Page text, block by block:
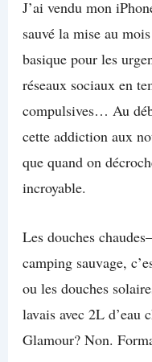
J’ai vendu mon
sauvé la mise au
basique pour les
réseaux sociaux en
compulsives… Au
cette addiction aux
que quand on
incroyable.
Les douches
camping sauvage,
ou les douches
lavais avec 2L d’eau
Glamour? Non.